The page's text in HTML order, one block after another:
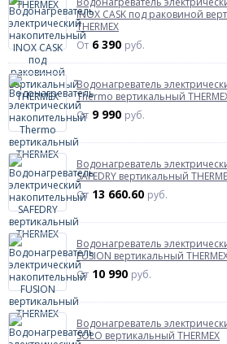
INOX CASK под раковиной
THERMEX
От 6 390 руб.
Водонагреватель
Thermo вертикальный
От 9 990 руб.
Водонагреватель
SAFEDRY вертикальный
От 13 660.60 руб.
Водонагреватель
FUSION вертикальный
От 10 990 руб.
Водонагреватель
SOLO вертикальный THERMEX